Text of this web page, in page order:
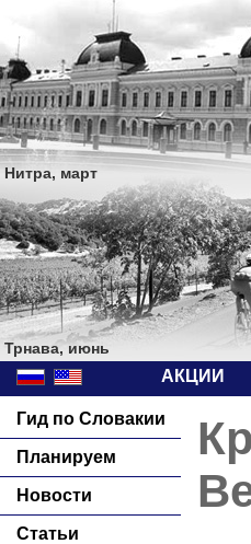
Нитра, март
Трнава, июнь
АКЦИИ
Гид по Словакии
Планируем
Новости
Статьи